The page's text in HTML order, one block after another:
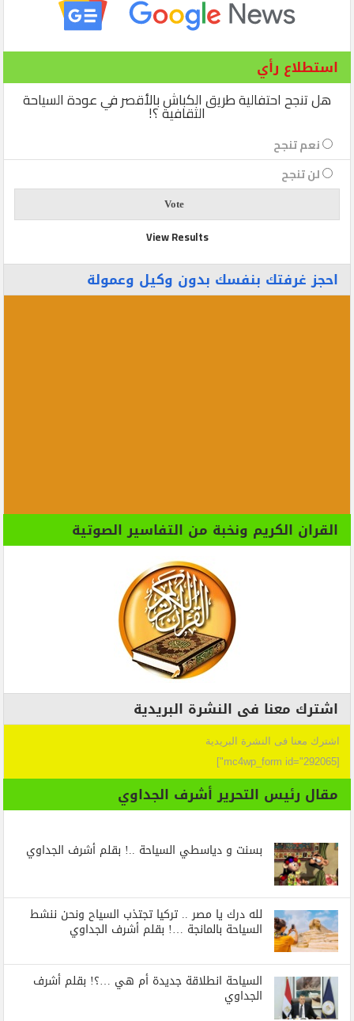
استطلاع رأي
هل تنجح احتفالية طريق الكباش بالأقصر في عودة السياحة
الثقافية ؟!
نعم تنجح
لن تنجح
View Results
احجز غرفتك بنفسك بدون وكيل وعمولة
القران الكريم ونخبة من التفاسير الصوتية
اشترك معنا فى النشرة البريدية
اشترك معنا فى النشرة البريدية
[mc4wp_form id="292065"]
مقال رئيس التحرير أشرف الجداوي
بسنت و دياسطي السياحة ..! بقلم أشرف الجداوي
لله درك يا مصر .. تركيا تجتذب السياح ونحن ننشط
السياحة بالمانجة …! بقلم أشرف الجداوي
السياحة انطلاقة جديدة أم هي …؟! بقلم أشرف
الجداوي